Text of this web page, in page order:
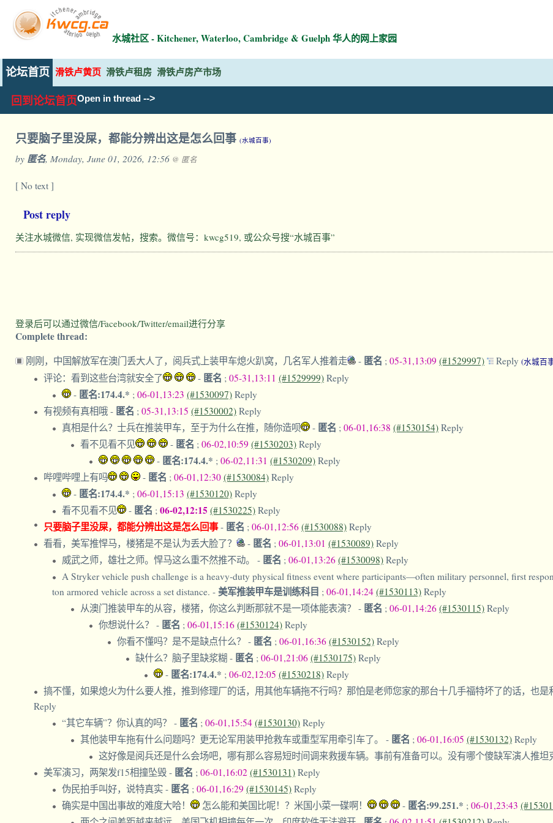
水城社区 - Kitchener, Waterloo, Cambridge & Guelph 华人的网上家园
论坛首页 滑铁卢黄页 滑铁卢租房 滑铁卢房产市场
回到论坛首页Open in thread -->
只要脑子里没屎，都能分辨出这是怎么回事 (水城百事)
by 匿名, Monday, June 01, 2026, 12:56 @ 匿名
[ No text ]
Post reply
关注水城微信, 实现微信发帖，搜索。微信号：kwcg519, 或公众号搜“水城百事”
登录后可以通过微信/Facebook/Twitter/email进行分享
Complete thread:
刚刚，中国解放军在澳门丢大人了，阅兵式上装甲车熄火趴窝，几名军人推着走 - 匿名 ; 05-31,13:09 (#1529997) Reply (水城百
评论：看到这些台湾就安全了 - 匿名 ; 05-31,13:11 (#1529999) Reply
- 匿名:174.4.* ; 06-01,13:23 (#1530097) Reply
有视频有真相哦 - 匿名 ; 05-31,13:15 (#1530002) Reply
真相是什么？士兵在推装甲车，至于为什么在推，随你造呗
- 匿名 ; 06-01,16:38 (#1530154) Reply
看不见看不见
- 匿名 ; 06-02,10:59 (#1530203) Reply
- 匿名:174.4.* ; 06-02,11:31 (#1530209) Reply
哔哩哔哩上有吗
- 匿名 ; 06-01,12:30 (#1530084) Reply
- 匿名:174.4.* ; 06-01,15:13 (#1530120) Reply
看不见看不见
- 匿名 ; 06-02,12:15 (#1530225) Reply
只要脑子里没屎，都能分辨出这是怎么回事 - 匿名 ; 06-01,12:56 (#1530088) Reply
看看，美军推悍马，楼猪是不是认为丢大脸了？
- 匿名 ; 06-01,13:01 (#1530089) Reply
威武之师，雄壮之师。悍马这么重不然推不动。 - 匿名 ; 06-01,13:26 (#1530098) Reply
A Stryker vehicle push challenge is a heavy-duty physical fitness event where participants—often military personnel, first
ton armored vehicle across a set distance. - 美军推装甲车是训练科目 ; 06-01,14:24 (#1530113) Reply
从澳门推装甲车的从容，楼猪，你这么判断那就不是一项体能表演？ - 匿名 ; 06-01,14:26 (#1530115) Reply
你想说什么？ - 匿名 ; 06-01,15:16 (#1530124) Reply
你看不懂吗？是不是缺点什么？ - 匿名 ; 06-01,16:36 (#1530152) Reply
缺什么？脑子里缺浆糊 - 匿名 ; 06-01,21:06 (#1530175) Reply
- 匿名:174.4.* ; 06-02,12:05 (#1530218) Reply
搞不懂，如果熄火为什么要人推，推到修理厂的话，用其他车辆拖不行吗？那怕是老师您家的那台十几手福特坏了的话，也是
Reply
“其它车辆”？你认真的吗？ - 匿名 ; 06-01,15:54 (#1530130) Reply
其他装甲车拖有什么问题吗？更无论军用装甲抢救车或重型军用牵引车了。 - 匿名 ; 06-01,16:05 (#1530132) Reply
这好像是阅兵还是什么会场吧，哪有那么容易短时间调来救援车辆。事前有准备可以。没有哪个傻缺军演人推坦
美军演习，两架发f15相撞坠毁 - 匿名 ; 06-01,16:02 (#1530131) Reply
伪民拍手叫好，说特真实 - 匿名 ; 06-01,16:29 (#1530145) Reply
确实是中国出事故的难度大哈！
怎么能和美国比呢！？米国小菜一碟啊！ - 匿名:99.251.* ; 06-01,23:43